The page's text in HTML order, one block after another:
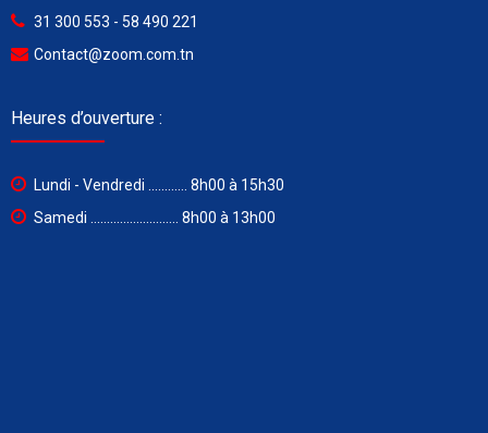
31 300 553 - 58 490 221
Contact@zoom.com.tn
Heures d’ouverture :
Lundi - Vendredi ............ 8h00 à 15h30
Samedi ........................... 8h00 à 13h00